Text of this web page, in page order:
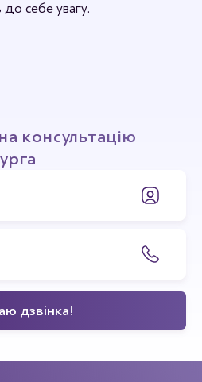
себе увагу.
консультацію